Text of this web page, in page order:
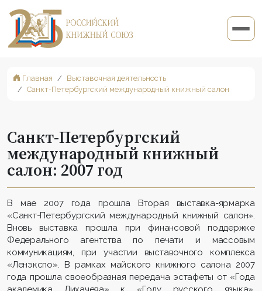
Главная
Выставочная деятельность
Санкт-Петербургский международный книжный салон
Санкт-Петербургский
международный книжный
салон: 2007 год
В мае 2007 года прошла Вторая выставка-ярмарка
«Санкт-Петербургский международный книжный салон».
Вновь выставка прошла при финансовой поддержке
Федерального агентства по печати и массовым
коммуникациям, при участии выставочного комплекса
«Ленэкспо». В рамках майского книжного салона 2007
года прошла своеобразная передача эстафеты от «Года